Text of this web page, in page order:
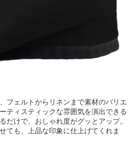
フェルトからリネンまで素材のバリエ
ティスティックな雰囲気を演出できる
だけで、おしゃれ度がグッとアップ。
ても、上品な印象に仕上げてくれま